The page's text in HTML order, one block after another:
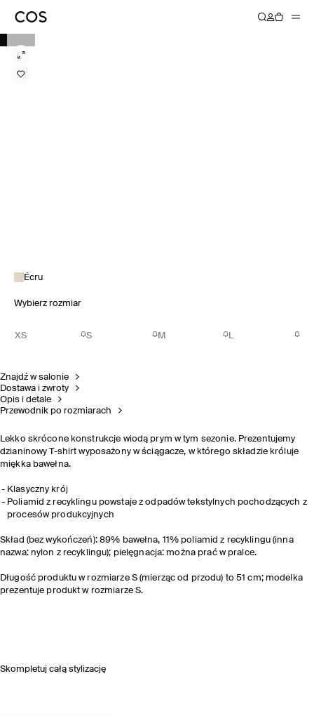
Écru
Wybierz rozmiar
XS S M L
Znajdź w salonie
Dostawa i zwroty
Opis i detale
Przewodnik po rozmiarach
Lekko skrócone konstrukcje wiodą prym w tym sezonie. Prezentujemy
dzianinowy T-shirt wyposażony w ściągacze, w którego składzie króluje
miękka bawełna.
Klasyczny krój
Poliamid z recyklingu powstaje z odpadów tekstylnych pochodzących z
procesów produkcyjnych
Skład (bez wykończeń): 89% bawełna, 11% poliamid z recyklingu (inna
nazwa: nylon z recyklingu); pielęgnacja: można prać w pralce.
Długość produktu w rozmiarze S (mierząc od przodu) to 51 cm; modelka
prezentuje produkt w rozmiarze S.
Skompletuj całą stylizację